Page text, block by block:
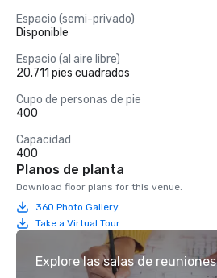
Espacio (semi-privado)
Disponible
Espacio (al aire libre)
20.711 pies cuadrados
Cupo de personas de pie
400
Capacidad
400
Planos de planta
Download floor plans for this venue.
360 Photo Gallery
Take a Virtual Tour
Explore las salas de reuniones